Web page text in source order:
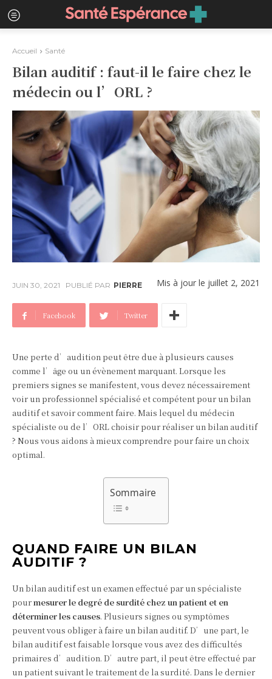
Accueil Santé
Bilan auditif : faut-il le faire chez le
médecin ou l’ORL ?
JUIN 30, 2021 Mis à jour le juillet 2, 2021
PUBLIÉ PAR PIERRE
Facebook Twitter
Une perte d’audition peut être due à plusieurs causes
comme l’âge ou un évènement marquant. Lorsque les
premiers signes se manifestent, vous devez nécessairement
voir un professionnel spécialisé et compétent pour un bilan
auditif et savoir comment faire. Mais lequel du médecin
spécialiste ou de l’ORL choisir pour réaliser un bilan auditif
? Nous vous aidons à mieux comprendre pour faire un choix
optimal.
Sommaire
QUAND FAIRE UN BILAN
AUDITIF ?
Un bilan auditif est un examen effectué par un spécialiste
pourmesurer le degré de surdité chez un patient et en
déterminer les causes. Plusieurs signes ou symptômes
peuvent vous obliger à faire un bilan auditif. D’une part, le
bilan auditif est faisable lorsque vous avez des difficultés
primaires d’audition. D’autre part, il peut être effectué par
un patient suivant le traitement de la surdité. Dans le dernier